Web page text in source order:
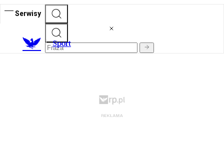
Serwisy
Sport